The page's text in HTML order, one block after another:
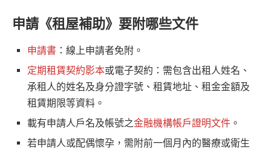
申請《租屋補助》要附哪些文件
申請書 ：線上申請者免附。
定期租賃契約影本或電子契約：需包含出租人姓名、
承租人的姓名及身分證字號、租賃地址、租金金額及
租賃期限等資料。
載有申請人戶名及帳號之金融機構帳戶證明文件 。
若申請人或配偶懷孕，需附前一個月內的醫療或衛生